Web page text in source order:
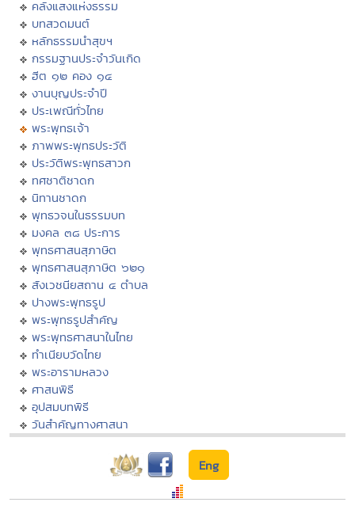
คลังแสงแห่งธรรม
บทสวดมนต์
หลักธรรมนำสุขฯ
กรรมฐานประจำวันเกิด
ฮีต ๑๒ คอง ๑๔
งานบุญประจำปี
ประเพณีทั่วไทย
พระพุทธเจ้า
ภาพพระพุทธประวัติ
ประวัติพระพุทธสาวก
ทศชาติชาดก
นิทานชาดก
พุทธวจนในธรรมบท
มงคล ๓๘ ประการ
พุทธศาสนสุภาษิต
พุทธศาสนสุภาษิต ๖๒๑
สังเวชนียสถาน ๔ ตำบล
ปางพระพุทธรูป
พระพุทธรูปสำคัญ
พระพุทธศาสนาในไทย
ทำเนียบวัดไทย
พระอารามหลวง
ศาสนพิธี
อุปสมบทพิธี
วันสำคัญทางศาสนา
Eng